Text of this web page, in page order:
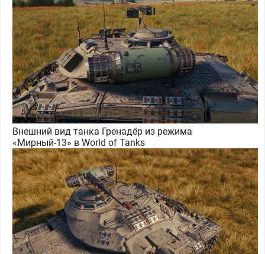
Внешний вид танка Гренадёр из режима
«Мирный-13» в World of Tanks